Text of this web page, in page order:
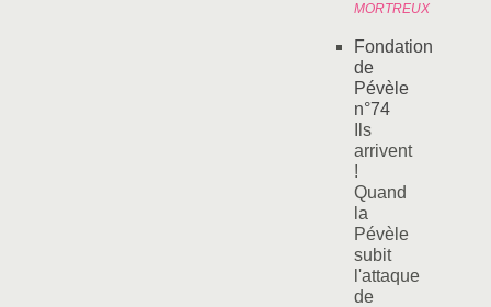
MORTREUX
Fondation
de
Pévèle
n°74
Ils
arrivent
!
Quand
la
Pévèle
subit
l'attaque
de